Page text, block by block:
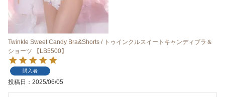
Twinkle Sweet Candy Bra&Shorts / トゥインクルスイートキャンディブラ＆
ショーツ 【LB5500】
購入者
投稿日 2025/06/05